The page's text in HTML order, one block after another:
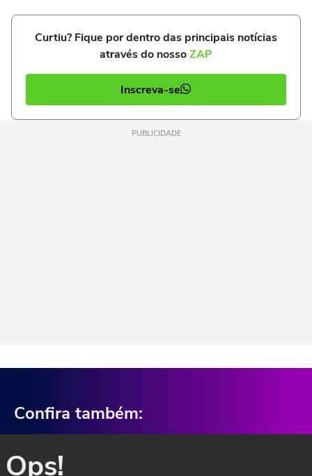
Curtiu? Fique por dentro das principais notícias
através do nossoZAP
Inscreva-se
PUBLICIDADE
Confira também:
Ops!